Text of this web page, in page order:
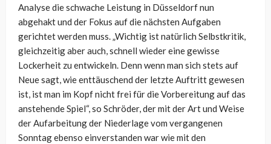
Analyse die schwache Leistung in Düsseldorf nun
abgehakt und der Fokus auf die nächsten Aufgaben
gerichtet werden muss. „Wichtig ist natürlich Selbstkritik,
gleichzeitig aber auch, schnell wieder eine gewisse
Lockerheit zu entwickeln. Denn wenn man sich stets auf
Neue sagt, wie enttäuschend der letzte Auftritt gewesen
ist, ist man im Kopf nicht frei für die Vorbereitung auf das
anstehende Spiel“, so Schröder, der mit der Art und Weise
der Aufarbeitung der Niederlage vom vergangenen
Sonntag ebenso einverstanden war wie mit den